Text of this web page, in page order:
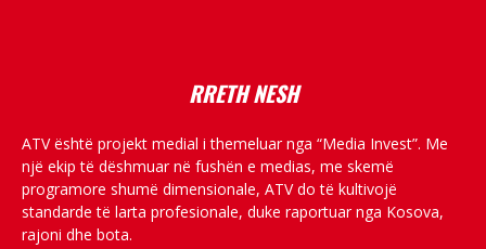
RRETH NESH
ATV është projekt medial i themeluar nga “Media Invest”. Me
një ekip të dëshmuar në fushën e medias, me skemë
programore shumë dimensionale, ATV do të kultivojë
standarde të larta profesionale, duke raportuar nga Kosova,
rajoni dhe bota.